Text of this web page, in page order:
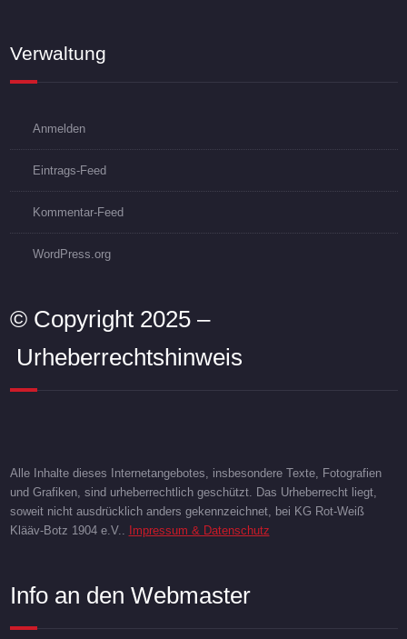
Verwaltung
Anmelden
Eintrags-Feed
Kommentar-Feed
WordPress.org
© Copyright 2025 –
Urheberrechtshinweis
Alle Inhalte dieses Internetangebotes, insbesondere Texte, Fotografien
und Grafiken, sind urheberrechtlich geschützt. Das Urheberrecht liegt,
soweit nicht ausdrücklich anders gekennzeichnet, bei KG Rot-Weiß
Klääv-Botz 1904 e.V..
Impressum & Datenschutz
Info an den Webmaster